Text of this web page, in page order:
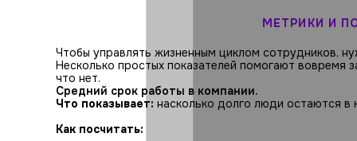
МЕТРИКИ И
Чтобы управлять жизненным циклом сотрудников,
Несколько простых показателей помогают вовремя
что нет.
Средний срок работы в компании.
Что показывает: насколько долго люди остаются в
Как посчитать: